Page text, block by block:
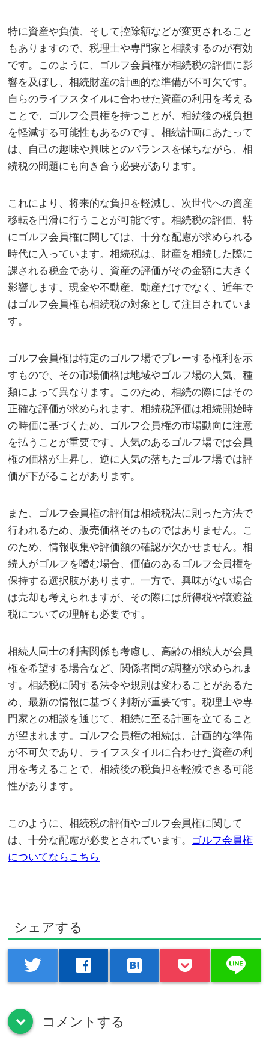
特に資産や負債、そして控除額などが変更されること
もありますので、税理士や専門家と相談するのが有効
です。このように、ゴルフ会員権が相続税の評価に影
響を及ぼし、相続財産の計画的な準備が不可欠です。
自らのライフスタイルに合わせた資産の利用を考える
ことで、ゴルフ会員権を持つことが、相続後の税負担
を軽減する可能性もあるのです。相続計画にあたって
は、自己の趣味や興味とのバランスを保ちながら、相
続税の問題にも向き合う必要があります。
これにより、将来的な負担を軽減し、次世代への資産
移転を円滑に行うことが可能です。相続税の評価、特
にゴルフ会員権に関しては、十分な配慮が求められる
時代に入っています。相続税は、財産を相続した際に
課される税金であり、資産の評価がその金額に大きく
影響します。現金や不動産、動産だけでなく、近年で
はゴルフ会員権も相続税の対象として注目されていま
す。
ゴルフ会員権は特定のゴルフ場でプレーする権利を示
すもので、その市場価格は地域やゴルフ場の人気、種
類によって異なります。このため、相続の際にはその
正確な評価が求められます。相続税評価は相続開始時
の時価に基づくため、ゴルフ会員権の市場動向に注意
を払うことが重要です。人気のあるゴルフ場では会員
権の価格が上昇し、逆に人気の落ちたゴルフ場では評
価が下がることがあります。
また、ゴルフ会員権の評価は相続税法に則った方法で
行われるため、販売価格そのものではありません。こ
のため、情報収集や評価額の確認が欠かせません。相
続人がゴルフを嗜む場合、価値のあるゴルフ会員権を
保持する選択肢があります。一方で、興味がない場合
は売却も考えられますが、その際には所得税や譲渡益
税についての理解も必要です。
相続人同士の利害関係も考慮し、高齢の相続人が会員
権を希望する場合など、関係者間の調整が求められま
す。相続税に関する法令や規則は変わることがあるた
め、最新の情報に基づく判断が重要です。税理士や専
門家との相談を通じて、相続に至る計画を立てること
が望まれます。ゴルフ会員権の相続は、計画的な準備
が不可欠であり、ライフスタイルに合わせた資産の利
用を考えることで、相続後の税負担を軽減できる可能
性があります。
このように、相続税の評価やゴルフ会員権に関して
は、十分な配慮が必要とされています。 ゴルフ会員権
についてならこちら
シェアする
twitter facebook hatenabookmark line
down コメントする